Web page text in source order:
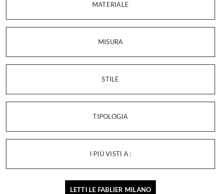
MATERIALE
MISURA
STILE
TIPOLOGIA
I PIÙ VISTI A :
LETTI LE FABLIER MILANO